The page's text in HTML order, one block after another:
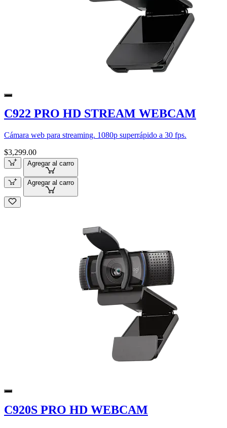
C922 PRO HD STREAM WEBCAM
Cámara web para streaming. 1080p superrápido a 30 fps.
$3,299.00
Agregar al carro
Agregar al carro
C920S PRO HD WEBCAM